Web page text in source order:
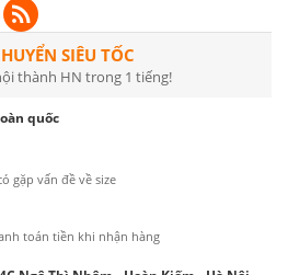
SIÊU TỐC
thành HN trong 1 tiếng!
quốc
gặp vấn đề về size
toán tiền khi nhận hàng